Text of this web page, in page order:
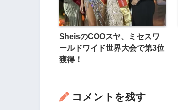
SheisのCOOスヤ、ミセスワ
ールドワイド世界大会で第3位
獲得！
コメントを残す